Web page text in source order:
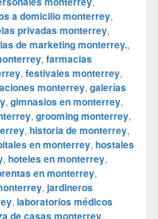
a domicilio monterrey,
privadas monterrey,
de marketing monterrey.,
, farmacias
, festivales monterrey,
monterrey, galerías
, gimnasios en monterrey,
, grooming monterrey,
, historia de monterrey,
en monterrey, hostales
, hoteles en monterrey,
en monterrey,
, jardineros
, laboratorios médicos
de casas monterrey,